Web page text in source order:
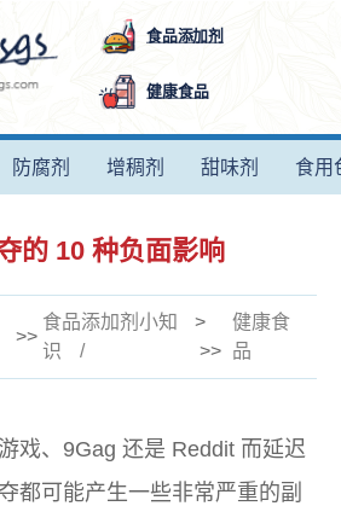
食品添加剂
健康食品
防腐剂 增稠剂 甜味剂 食用
的 10 种负面影响
>>
食品添加剂小知
识
>
>>
健康食
品
戏、9Gag 还是 Reddit 而延迟
都可能产生一些非常严重的副